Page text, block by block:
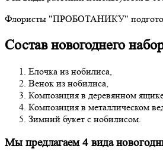
Флористы "ПРОБОТАНИКУ"
Состав новогоднего
Елочка из нобилиса,
Венок из нобилиса,
Композиция в деревянном
Композиция в металлическом
Зимний букет с нобилисом.
Мы предлагаем 4 вида